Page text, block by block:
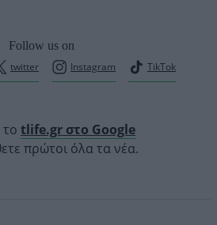
Follow us on
twitter Instagram TikTok
tlife.gr στο Google
πρώτοι όλα τα νέα.